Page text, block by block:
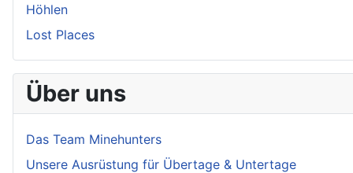
Höhlen
Lost Places
Über uns
Das Team Minehunters
Unsere Ausrüstung für Übertage & Untertage